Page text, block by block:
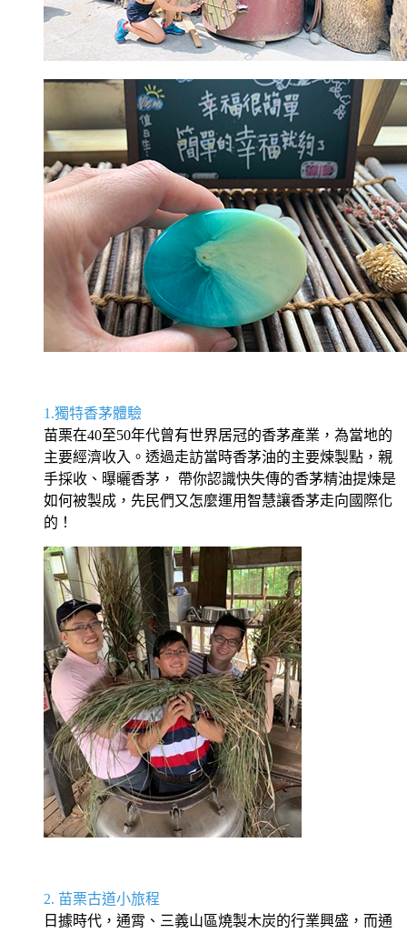
1.獨特香茅體驗
苗栗在40至50年代曾有世界居冠的香茅產業，為當地的
主要經濟收入。透過走訪當時香茅油的主要煉製點，親
手採收、曝曬香茅， 帶你認識快失傳的香茅精油提煉是
如何被製成，先民們又怎麼運用智慧讓香茅走向國際化
的！
2. 苗栗古道小旅程
日據時代，通霄、三義山區燒製木炭的行業興盛，而通